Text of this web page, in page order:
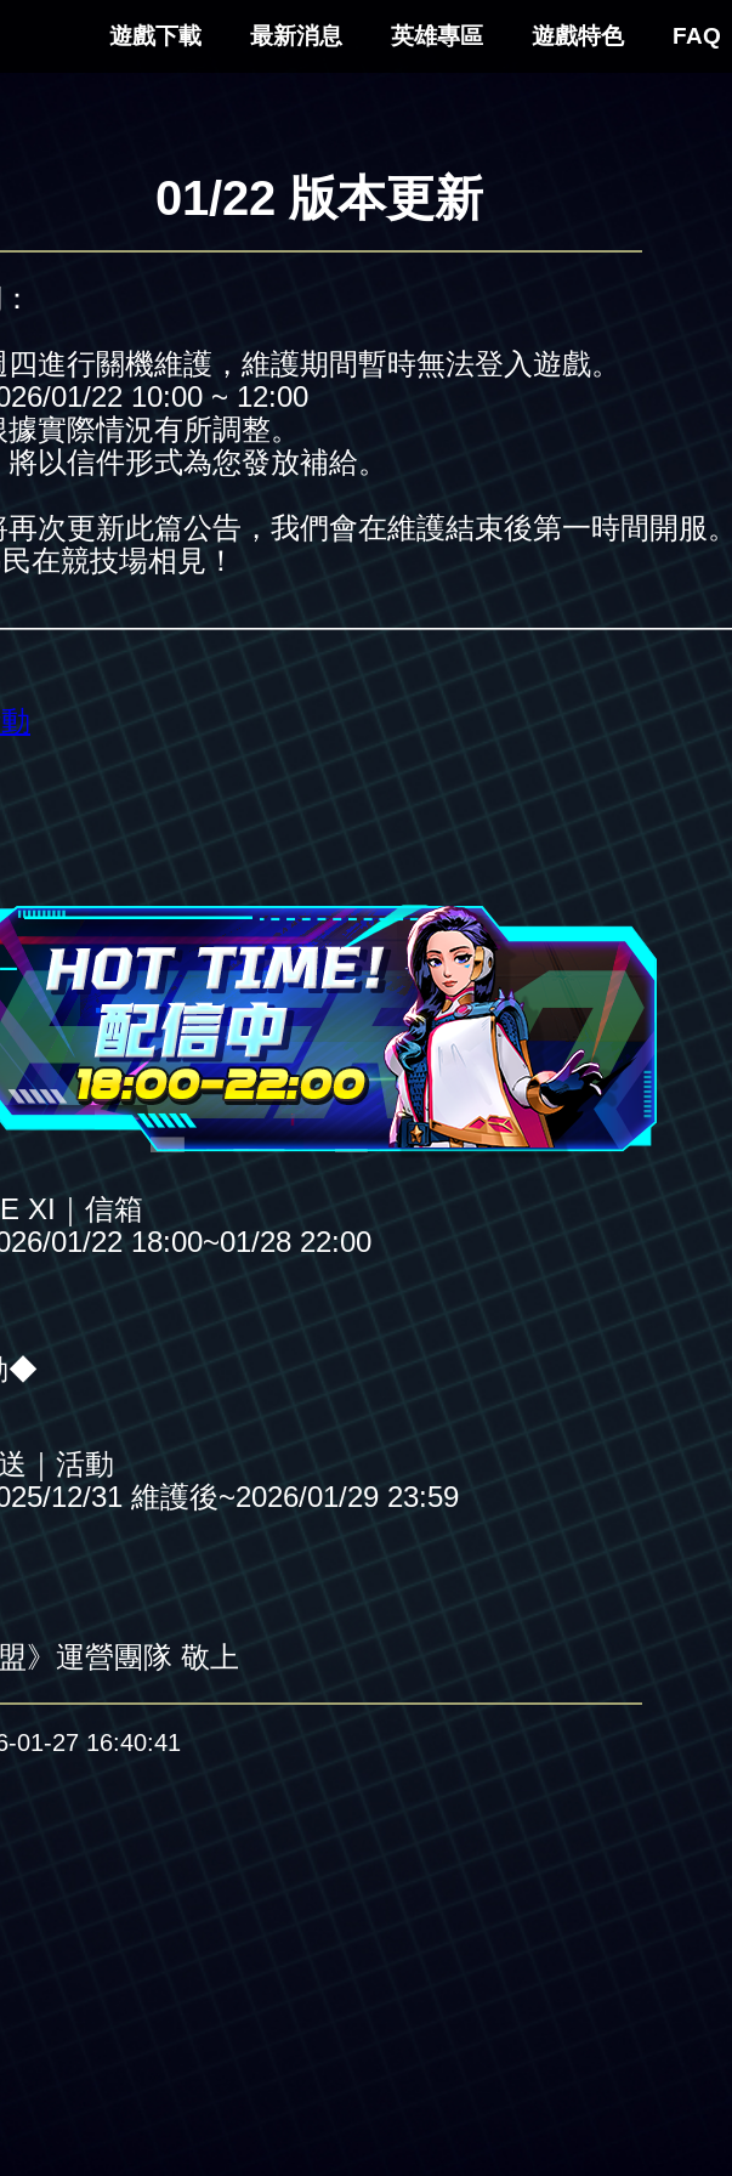
遊戲下載 最新消息 英雄專區 遊戲特色 FAQ
01/22 版本更新
進行關機維護，維護期間暫時無法登入遊戲。
01/22 10:00 ~ 12:00
實際情況有所調整。
以信件形式為您發放補給。
次更新此篇公告，我們會在維護結束後第一時間開服。
在競技場相見！
XI｜信箱
01/22 18:00~01/28 22:00
◆
｜活動
12/31 維護後~2026/01/29 23:59
》運營團隊 敬上
01-27 16:40:41